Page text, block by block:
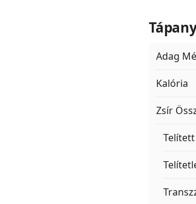
Adag
Kalória
Zsír